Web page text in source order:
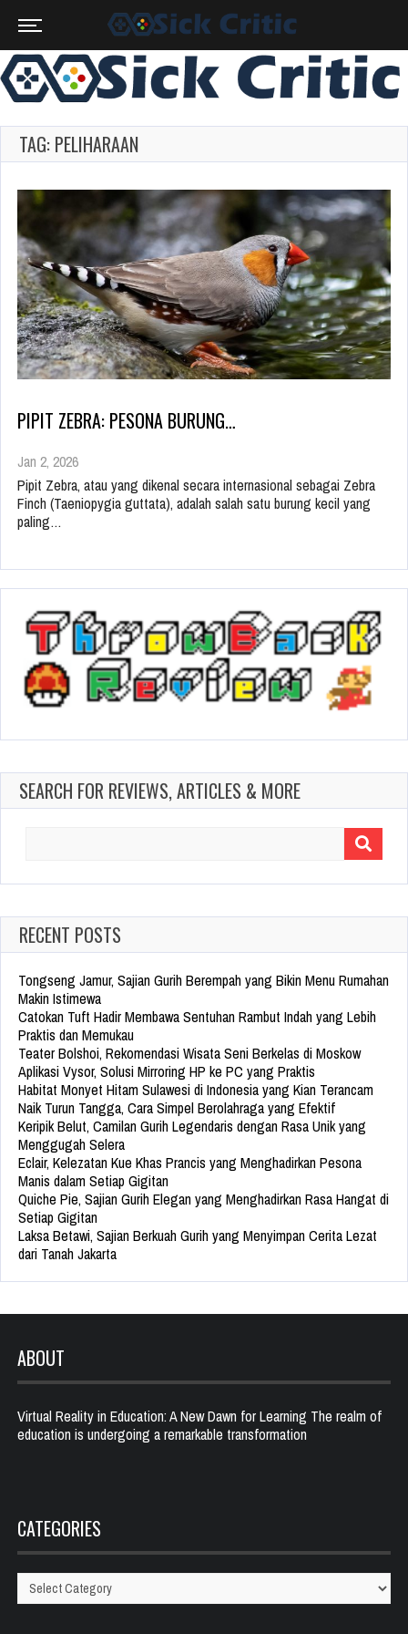
TAG: PELIHARAAN
PIPIT ZEBRA: PESONA BURUNG…
Jan 2, 2026
Pipit Zebra, atau yang dikenal secara internasional sebagai Zebra
Finch (Taeniopygia guttata), adalah salah satu burung kecil yang
paling…
SEARCH FOR REVIEWS, ARTICLES & MORE
RECENT POSTS
Tongseng Jamur, Sajian Gurih Berempah yang Bikin Menu Rumahan
Makin Istimewa
Catokan Tuft Hadir Membawa Sentuhan Rambut Indah yang Lebih
Praktis dan Memukau
Teater Bolshoi, Rekomendasi Wisata Seni Berkelas di Moskow
Aplikasi Vysor, Solusi Mirroring HP ke PC yang Praktis
Habitat Monyet Hitam Sulawesi di Indonesia yang Kian Terancam
Naik Turun Tangga, Cara Simpel Berolahraga yang Efektif
Keripik Belut, Camilan Gurih Legendaris dengan Rasa Unik yang
Menggugah Selera
Eclair, Kelezatan Kue Khas Prancis yang Menghadirkan Pesona
Manis dalam Setiap Gigitan
Quiche Pie, Sajian Gurih Elegan yang Menghadirkan Rasa Hangat di
Setiap Gigitan
Laksa Betawi, Sajian Berkuah Gurih yang Menyimpan Cerita Lezat
dari Tanah Jakarta
ABOUT
Virtual Reality in Education: A New Dawn for Learning The realm of
education is undergoing a remarkable transformation
CATEGORIES
Categories